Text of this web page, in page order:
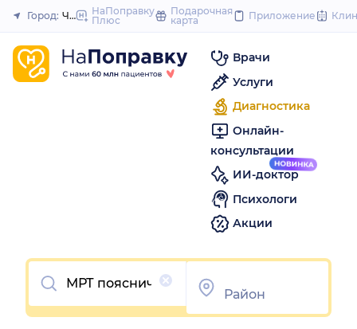
to
Закрыть
Город: ЧелябинскНаПоправку
Плюс
Подарочная
карта
Приложение
Врачи
Услуги
Диагностика
Онлайн-
консультации
ИИ-доктор
Психологи
Акции
Очистить